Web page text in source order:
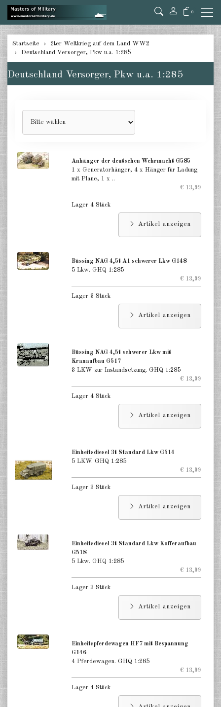
0
zurück
Deutschland Pz.Jäger, Ari. mot.
Deutschland Halbketten 1:285
Deutschland Artillerie gezogen
Deutschland Versorger, Pkw u.a.
Deutschland Infanterie, Kavallerie
1:285
Deutschland Fallschirmjäger
Italien 1:285
Ungarn 1:285
USA Halbketten 1:285
USA Versorger, Pkw u.a. 1:285
USA Bergefahrzeuge 1:285
USA Artillerie, Pak, Flak mot.
USA Artillerie gezogen 1:285
Russland Panzer 1:285
Russland Versorger, Pkw u.a.
Startseite
2ter Weltkrieg auf dem Land WW2
Deutschland Versorger, Pkw u.a. 1:285
Deutschland Versorger, Pkw u.a. 1:285
Anhänger der deutschen Wehrmacht G585
1 x Generatorhänger, 4 x Hänger für Ladung
mit Plane, 1 x ..
€ 13,99
Lager 4 Stück
Artikel anzeigen
Büssing NAG 4,5t A1 schwerer Lkw G148
5 Lkw. GHQ 1:285
€ 13,99
Lager 3 Stück
Artikel anzeigen
Büssing NAG 4,5t schwerer Lkw mit
Kranaufbau G517
3 LKW zur Instandsetzung. GHQ 1:285
€ 13,99
Lager 4 Stück
Artikel anzeigen
Einheitsdiesel 3t Standard Lkw G514
5 LKW. GHQ 1:285
€ 13,99
Lager 3 Stück
Artikel anzeigen
Einheitsdiesel 3t Standard Lkw Kofferaufbau
G518
5 Lkw. GHQ 1:285
€ 13,99
Lager 3 Stück
Artikel anzeigen
Einheitspferdewagen HF7 mit Bespannung
G146
4 Pferdewagen. GHQ 1:285
€ 13,99
Lager 4 Stück